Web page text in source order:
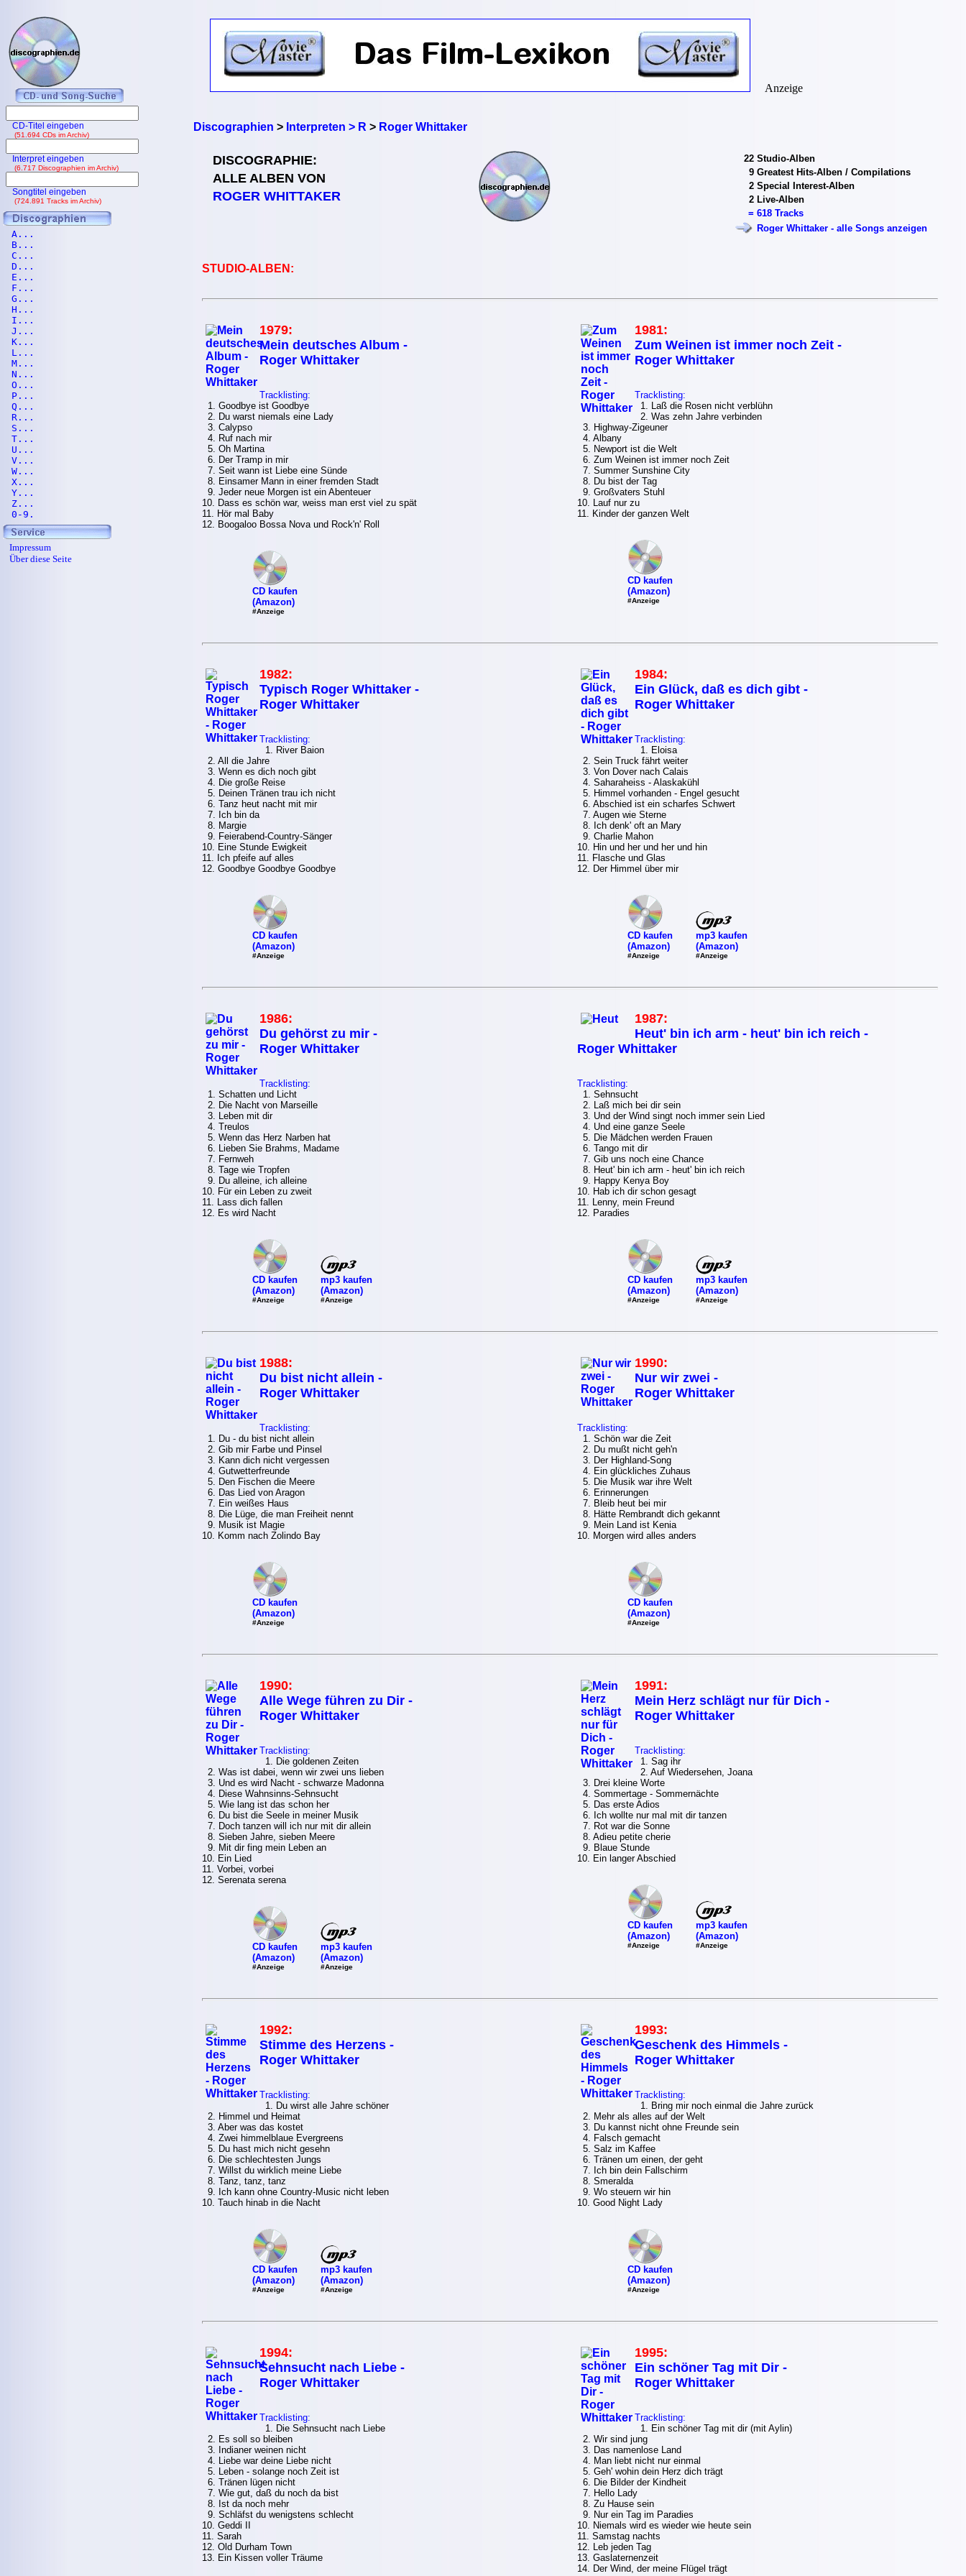
Discographien > Interpreten > R > Roger Whittaker
DISCOGRAPHIE:
ALLE ALBEN VON
ROGER WHITTAKER
22 Studio-Alben
9 Greatest Hits-Alben / Compilations
2 Special Interest-Alben
2 Live-Alben
= 618 Tracks
Roger Whittaker - alle Songs anzeigen
STUDIO-ALBEN:
1979:
Mein deutsches Album -
Roger Whittaker
Tracklisting:
1. Goodbye ist Goodbye
2. Du warst niemals eine Lady
3. Calypso
4. Ruf nach mir
5. Oh Martina
6. Der Tramp in mir
7. Seit wann ist Liebe eine Sünde
8. Einsamer Mann in einer fremden Stadt
9. Jeder neue Morgen ist ein Abenteuer
10. Dass es schön war, weiss man erst viel zu spät
11. Hör mal Baby
12. Boogaloo Bossa Nova und Rock'n' Roll
CD kaufen
(Amazon)
#Anzeige
1981:
Zum Weinen ist immer noch Zeit -
Roger Whittaker
Tracklisting:
1. Laß die Rosen nicht verblühn
2. Was zehn Jahre verbinden
3. Highway-Zigeuner
4. Albany
5. Newport ist die Welt
6. Zum Weinen ist immer noch Zeit
7. Summer Sunshine City
8. Du bist der Tag
9. Großvaters Stuhl
10. Lauf nur zu
11. Kinder der ganzen Welt
CD kaufen
(Amazon)
#Anzeige
1982:
Typisch Roger Whittaker -
Roger Whittaker
Tracklisting:
1. River Baion
2. All die Jahre
3. Wenn es dich noch gibt
4. Die große Reise
5. Deinen Tränen trau ich nicht
6. Tanz heut nacht mit mir
7. Ich bin da
8. Margie
9. Feierabend-Country-Sänger
10. Eine Stunde Ewigkeit
11. Ich pfeife auf alles
12. Goodbye Goodbye Goodbye
CD kaufen
(Amazon)
#Anzeige
1984:
Ein Glück, daß es dich gibt -
Roger Whittaker
Tracklisting:
1. Eloisa
2. Sein Truck fährt weiter
3. Von Dover nach Calais
4. Saharaheiss - Alaskakühl
5. Himmel vorhanden - Engel gesucht
6. Abschied ist ein scharfes Schwert
7. Augen wie Sterne
8. Ich denk' oft an Mary
9. Charlie Mahon
10. Hin und her und her und hin
11. Flasche und Glas
12. Der Himmel über mir
CD kaufen
(Amazon)
#Anzeige
mp3 kaufen
(Amazon)
#Anzeige
1986:
Du gehörst zu mir -
Roger Whittaker
Tracklisting:
1. Schatten und Licht
2. Die Nacht von Marseille
3. Leben mit dir
4. Treulos
5. Wenn das Herz Narben hat
6. Lieben Sie Brahms, Madame
7. Fernweh
8. Tage wie Tropfen
9. Du alleine, ich alleine
10. Für ein Leben zu zweit
11. Lass dich fallen
12. Es wird Nacht
CD kaufen
(Amazon)
#Anzeige
mp3 kaufen
(Amazon)
#Anzeige
1987:
Heut' bin ich arm - heut' bin ich reich -
Roger Whittaker
Tracklisting:
1. Sehnsucht
2. Laß mich bei dir sein
3. Und der Wind singt noch immer sein Lied
4. Und eine ganze Seele
5. Die Mädchen werden Frauen
6. Tango mit dir
7. Gib uns noch eine Chance
8. Heut' bin ich arm - heut' bin ich reich
9. Happy Kenya Boy
10. Hab ich dir schon gesagt
11. Lenny, mein Freund
12. Paradies
CD kaufen
(Amazon)
#Anzeige
mp3 kaufen
(Amazon)
#Anzeige
1988:
Du bist nicht allein -
Roger Whittaker
Tracklisting:
1. Du - du bist nicht allein
2. Gib mir Farbe und Pinsel
3. Kann dich nicht vergessen
4. Gutwetterfreunde
5. Den Fischen die Meere
6. Das Lied von Aragon
7. Ein weißes Haus
8. Die Lüge, die man Freiheit nennt
9. Musik ist Magie
10. Komm nach Zolindo Bay
CD kaufen
(Amazon)
#Anzeige
1990:
Nur wir zwei -
Roger Whittaker
Tracklisting:
1. Schön war die Zeit
2. Du mußt nicht geh'n
3. Der Highland-Song
4. Ein glückliches Zuhaus
5. Die Musik war ihre Welt
6. Erinnerungen
7. Bleib heut bei mir
8. Hätte Rembrandt dich gekannt
9. Mein Land ist Kenia
10. Morgen wird alles anders
CD kaufen
(Amazon)
#Anzeige
1990:
Alle Wege führen zu Dir -
Roger Whittaker
Tracklisting:
1. Die goldenen Zeiten
2. Was ist dabei, wenn wir zwei uns lieben
3. Und es wird Nacht - schwarze Madonna
4. Diese Wahnsinns-Sehnsucht
5. Wie lang ist das schon her
6. Du bist die Seele in meiner Musik
7. Doch tanzen will ich nur mit dir allein
8. Sieben Jahre, sieben Meere
9. Mit dir fing mein Leben an
10. Ein Lied
11. Vorbei, vorbei
12. Serenata serena
CD kaufen
(Amazon)
#Anzeige
mp3 kaufen
(Amazon)
#Anzeige
1991:
Mein Herz schlägt nur für Dich -
Roger Whittaker
Tracklisting:
1. Sag ihr
2. Auf Wiedersehen, Joana
3. Drei kleine Worte
4. Sommertage - Sommernächte
5. Das erste Adios
6. Ich wollte nur mal mit dir tanzen
7. Rot war die Sonne
8. Adieu petite cherie
9. Blaue Stunde
10. Ein langer Abschied
CD kaufen
(Amazon)
#Anzeige
mp3 kaufen
(Amazon)
#Anzeige
1992:
Stimme des Herzens -
Roger Whittaker
Tracklisting:
1. Du wirst alle Jahre schöner
2. Himmel und Heimat
3. Aber was das kostet
4. Zwei himmelblaue Evergreens
5. Du hast mich nicht gesehn
6. Die schlechtesten Jungs
7. Willst du wirklich meine Liebe
8. Tanz, tanz, tanz
9. Ich kann ohne Country-Music nicht leben
10. Tauch hinab in die Nacht
CD kaufen
(Amazon)
#Anzeige
mp3 kaufen
(Amazon)
#Anzeige
1993:
Geschenk des Himmels -
Roger Whittaker
Tracklisting:
1. Bring mir noch einmal die Jahre zurück
2. Mehr als alles auf der Welt
3. Du kannst nicht ohne Freunde sein
4. Falsch gemacht
5. Salz im Kaffee
6. Tränen um einen, der geht
7. Ich bin dein Fallschirm
8. Smeralda
9. Wo steuern wir hin
10. Good Night Lady
CD kaufen
(Amazon)
#Anzeige
1994:
Sehnsucht nach Liebe -
Roger Whittaker
Tracklisting:
1. Die Sehnsucht nach Liebe
2. Es soll so bleiben
3. Indianer weinen nicht
4. Liebe war deine Liebe nicht
5. Leben - solange noch Zeit ist
6. Tränen lügen nicht
7. Wie gut, daß du noch da bist
8. Ist da noch mehr
9. Schläfst du wenigstens schlecht
10. Geddi II
11. Sarah
12. Old Durham Town
13. Ein Kissen voller Träume
1995:
Ein schöner Tag mit Dir -
Roger Whittaker
Tracklisting:
1. Ein schöner Tag mit dir (mit Aylin)
2. Wir sind jung
3. Das namenlose Land
4. Man liebt nicht nur einmal
5. Geh' wohin dein Herz dich trägt
6. Die Bilder der Kindheit
7. Hello Lady
8. Zu Hause sein
9. Nur ein Tag im Paradies
10. Niemals wird es wieder wie heute sein
11. Samstag nachts
12. Leb jeden Tag
13. Gaslaternenzeit
14. Der Wind, der meine Flügel trägt
Anzeige
CD-Titel eingeben
(51.694 CDs im Archiv)
Interpret eingeben
(6.717 Discographien im Archiv)
Songtitel eingeben
(724.891 Tracks im Archiv)
A...
B...
C...
D...
E...
F...
G...
H...
I...
J...
K...
L...
M...
N...
O...
P...
Q...
R...
S...
T...
U...
V...
W...
X...
Y...
Z...
0-9.
Impressum
Über diese Seite